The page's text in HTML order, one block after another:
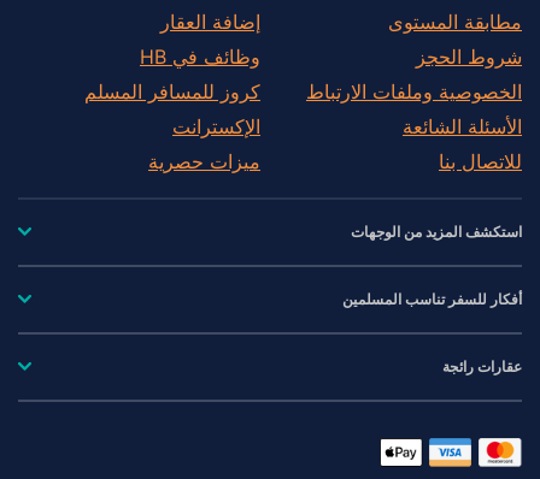
مطابقة المستوى
شروط الحجز
الخصوصية وملفات الارتباط
الأسئلة الشائعة
للاتصال بنا
إضافة العقار
وظائف في HB
كروز للمسافر المسلم
الإكسترانت
ميزات حصرية
استكشف المزيد من الوجهات
أفكار للسفر تناسب المسلمين
عقارات رائجة